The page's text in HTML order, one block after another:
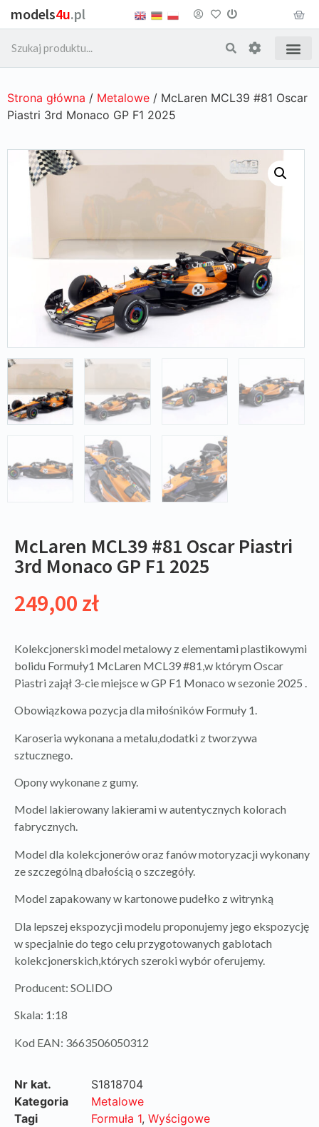
models4u.pl
Strona główna / Metalowe / McLaren MCL39 #81 Oscar
Piastri 3rd Monaco GP F1 2025
McLaren MCL39 #81 Oscar Piastri
3rd Monaco GP F1 2025
249,00 zł
Kolekcjonerski model metalowy z elementami plastikowymi
bolidu Formuły1 McLaren MCL39 #81,w którym Oscar
Piastri zajął 3-cie miejsce w GP F1 Monaco w sezonie 2025 .
Obowiązkowa pozycja dla miłośników Formuły 1.
Karoseria wykonana a metalu,dodatki z tworzywa
sztucznego.
Opony wykonane z gumy.
Model lakierowany lakierami w autentycznych kolorach
fabrycznych.
Model dla kolekcjonerów oraz fanów motoryzacji wykonany
ze szczególną dbałością o szczegóły.
Model zapakowany w kartonowe pudełko z witrynką
Dla lepszej ekspozycji modelu proponujemy jego ekspozycję
w specjalnie do tego celu przygotowanych gablotach
kolekcjonerskich,których szeroki wybór oferujemy.
Producent: SOLIDO
Skala: 1:18
Kod EAN: 3663506050312
Nr kat.
S1818704
Kategoria
Metalowe
Tagi
Formuła 1, Wyścigowe